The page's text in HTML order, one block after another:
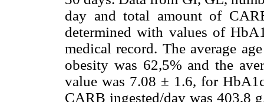
day and total amount of
determined with values of
medical record. The average
obesity was 62,5% and the
value was 7.08 ± 1.6, for
CARB ingested/day was 403,8